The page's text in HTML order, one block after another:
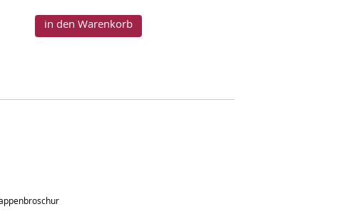
in den Warenkorb